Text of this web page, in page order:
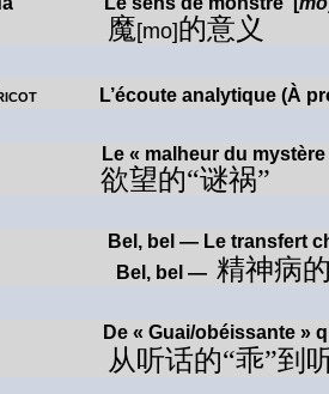
魔[mo]的意义
L’écoute analytique (À
Le « malheur du
欲望的“谜祸”
Bel, bel — Le transfert
Bel, bel — 精神病
« Guai/obéissante » qui
从听话的“乖”到